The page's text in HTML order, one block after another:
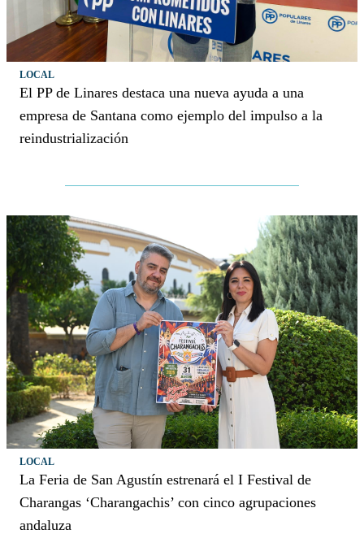
LOCAL
El PP de Linares destaca una nueva ayuda a una
empresa de Santana como ejemplo del impulso a la
reindustrialización
LOCAL
La Feria de San Agustín estrenará el I Festival de
Charangas ‘Charangachis’ con cinco agrupaciones
andaluza